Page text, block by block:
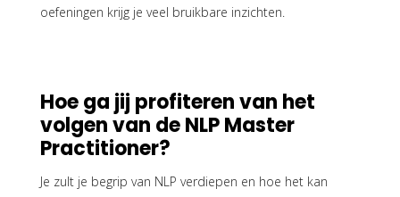
oefeningen krijg je veel bruikbare inzichten.
Hoe ga jij profiteren van het
volgen van de NLP Master
Practitioner?
Je zult je begrip van NLP verdiepen en hoe het kan